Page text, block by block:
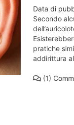
Data di
Secondo
pratiche
addirittura
(1)